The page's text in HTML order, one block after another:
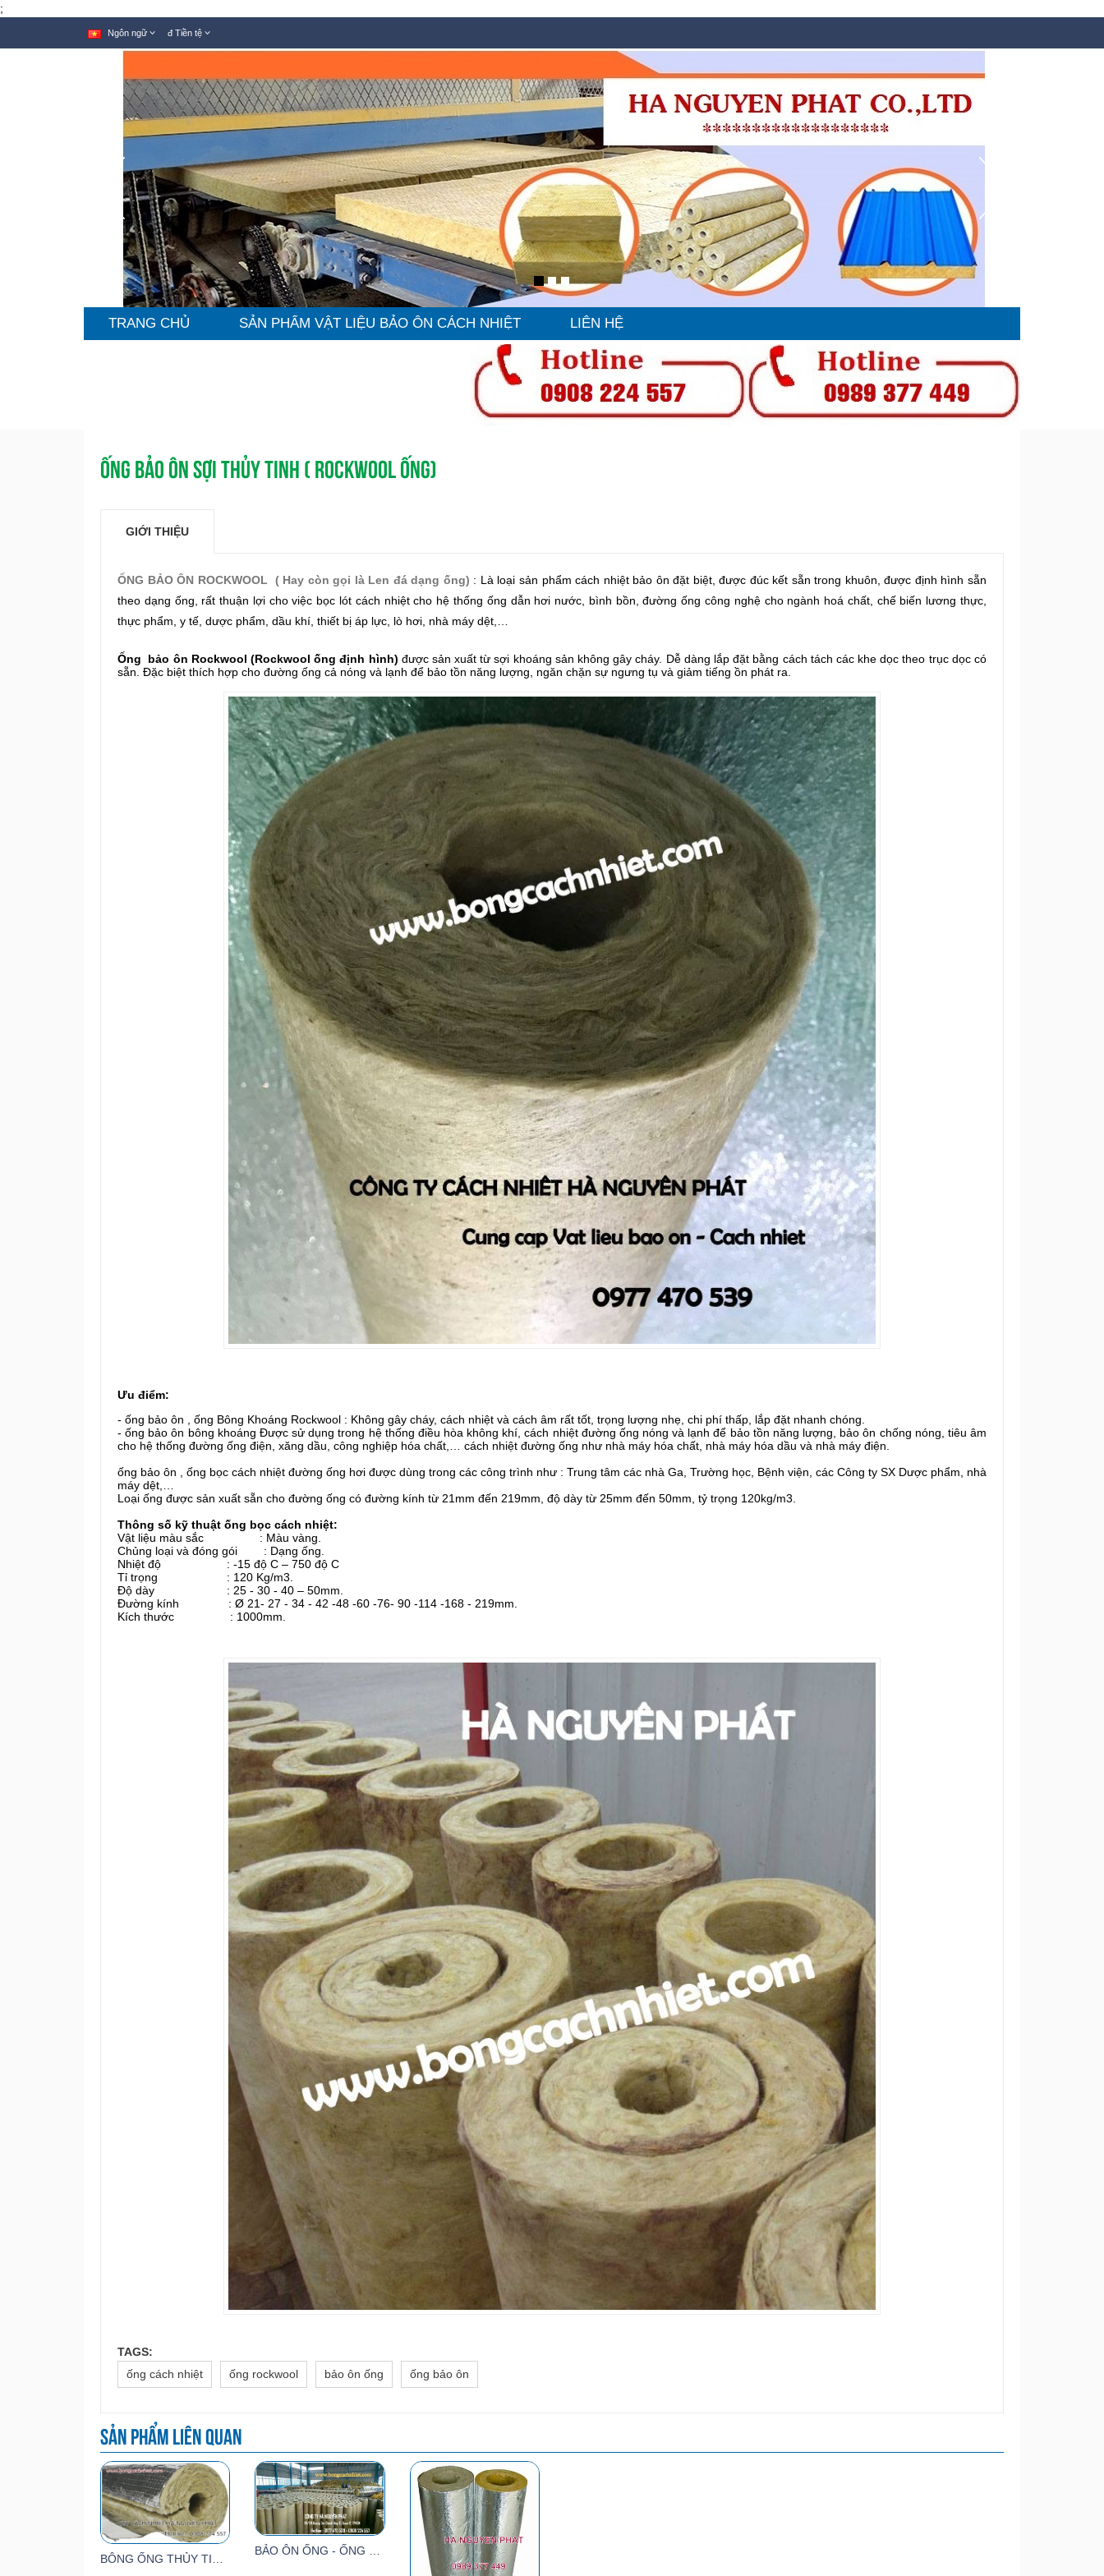
;
Ngôn ngữ đ Tiền tệ
TRANG CHỦ SẢN PHẨM VẬT LIỆU BẢO ÔN CÁCH NHIỆT LIÊN HỆ
ỐNG BẢO ÔN SỢI THỦY TINH ( ROCKWOOL ỐNG)
GIỚI THIỆU
ỐNG BẢO ÔN ROCKWOOL ( Hay còn gọi là Len đá dạng ống) : Là loại sản phẩm cách nhiệt bảo ôn đặt biệt, được đúc kết sẵn trong khuôn, được định hình sẵn
theo dạng ống, rất thuận lợi cho việc bọc lót cách nhiệt cho hệ thống ống dẫn hơi nước, bình bồn, đường ống công nghệ cho ngành hoá chất, chế biến lương thực,
thực phẩm, y tế, dược phẩm, dầu khí, thiết bị áp lực, lò hơi, nhà máy dệt,…
Ống bảo ôn Rockwool (Rockwool ống định hình) được sản xuất từ sợi khoáng sản không gây cháy. Dễ dàng lắp đặt bằng cách tách các khe dọc theo trục dọc có
sẵn. Đặc biệt thích hợp cho đường ống cả nóng và lạnh để bảo tồn năng lượng, ngăn chặn sự ngưng tụ và giảm tiếng ồn phát ra.
Ưu điểm:
- ống bảo ôn , ống Bông Khoáng Rockwool : Không gây cháy, cách nhiệt và cách âm rất tốt, trọng lượng nhẹ, chi phí thấp, lắp đặt nhanh chóng.
- ống bảo ôn bông khoáng Được sử dụng trong hệ thống điều hòa không khí, cách nhiệt đường ống nóng và lạnh để bảo tồn năng lượng, bảo ôn chống nóng, tiêu âm
cho hệ thống đường ống điện, xăng dầu, công nghiệp hóa chất,… cách nhiệt đường ống như nhà máy hóa chất, nhà máy hóa dầu và nhà máy điện.
ống bảo ôn , ống bọc cách nhiệt đường ống hơi được dùng trong các công trình như : Trung tâm các nhà Ga, Trường học, Bệnh viện, các Công ty SX Dược phẩm, nhà
máy dệt,…
Loại ống được sản xuất sẵn cho đường ống có đường kính từ 21mm đến 219mm, độ dày từ 25mm đến 50mm, tỷ trọng 120kg/m3.
Thông số kỹ thuật ống bọc cách nhiệt:
Vật liệu màu sắc : Màu vàng.
Chủng loại và đóng gói : Dạng ống.
Nhiệt độ : -15 độ C – 750 độ C
Tỉ trọng : 120 Kg/m3.
Độ dày : 25 - 30 - 40 – 50mm.
Đường kính : Ø 21- 27 - 34 - 42 -48 -60 -76- 90 -114 -168 - 219mm.
Kích thước : 1000mm.
TAGS:
ống cách nhiệt
ống rockwool bảo ôn ống ống bảo ôn
Sản phẩm liên quan